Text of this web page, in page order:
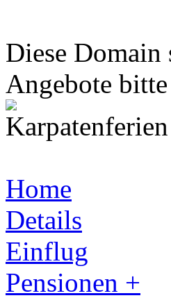
Diese Domain
Angebote
Home
Details
Einflug
Pensionen +